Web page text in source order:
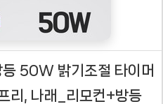
50W 밝기조절 타이머
리, 나래_리모컨+방등